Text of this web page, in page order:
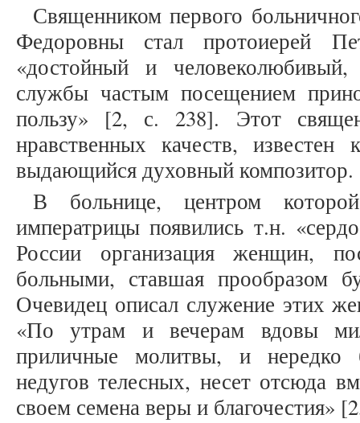
Священником первого
Федоровны стал протоиерей
«достойный и
службы частым посещением
пользу» [2, с. 238]. Этот
нравственных качеств,
выдающийся духовный композитор.
В больнице, центром
императрицы появились т.н.
России организация женщин,
больными, ставшая прообразом
Очевидец описал служение этих
«По утрам и вечерам вдовы
приличные молитвы, и нередко
недугов телесных, несет отсюда
своем семена веры и благочестия»